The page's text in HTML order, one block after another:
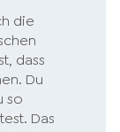
die
dass
Du
so
Das